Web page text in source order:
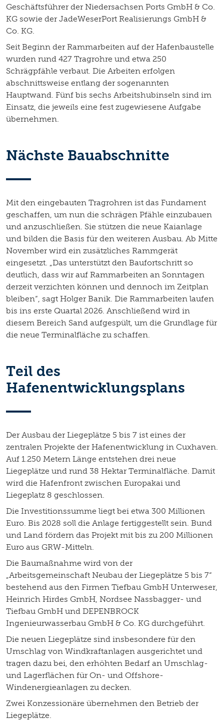
Geschäftsführer der Niedersachsen Ports GmbH & Co.
KG sowie der JadeWeserPort Realisierungs GmbH &
Co. KG.
Seit Beginn der Rammarbeiten auf der Hafenbaustelle
wurden rund 427 Tragrohre und etwa 250
Schrägpfähle verbaut. Die Arbeiten erfolgen
abschnittsweise entlang der sogenannten
Hauptwand. Fünf bis sechs Arbeitshubinseln sind im
Einsatz, die jeweils eine fest zugewiesene Aufgabe
übernehmen.
Nächste Bauabschnitte
Mit den eingebauten Tragrohren ist das Fundament
geschaffen, um nun die schrägen Pfähle einzubauen
und anzuschließen. Sie stützen die neue Kaianlage
und bilden die Basis für den weiteren Ausbau. Ab Mitte
November wird ein zusätzliches Rammgerät
eingesetzt. „Das unterstützt den Baufortschritt so
deutlich, dass wir auf Rammarbeiten an Sonntagen
derzeit verzichten können und dennoch im Zeitplan
bleiben“, sagt Holger Banik. Die Rammarbeiten laufen
bis ins erste Quartal 2026. Anschließend wird in
diesem Bereich Sand aufgespült, um die Grundlage für
die neue Terminalfläche zu schaffen.
Teil des
Hafenentwicklungsplans
Der Ausbau der Liegeplätze 5 bis 7 ist eines der
zentralen Projekte der Hafenentwicklung in Cuxhaven.
Auf 1.250 Metern Länge entstehen drei neue
Liegeplätze und rund 38 Hektar Terminalfläche. Damit
wird die Hafenfront zwischen Europakai und
Liegeplatz 8 geschlossen.
Die Investitionssumme liegt bei etwa 300 Millionen
Euro. Bis 2028 soll die Anlage fertiggestellt sein. Bund
und Land fördern das Projekt mit bis zu 200 Millionen
Euro aus GRW-Mitteln.
Die Baumaßnahme wird von der
„Arbeitsgemeinschaft Neubau der Liegeplätze 5 bis 7“
bestehend aus den Firmen Tiefbau GmbH Unterweser,
Heinrich Hirdes GmbH, Nordsee Nassbagger- und
Tiefbau GmbH und DEPENBROCK
Ingenieurwasserbau GmbH & Co. KG durchgeführt.
Die neuen Liegeplätze sind insbesondere für den
Umschlag von Windkraftanlagen ausgerichtet und
tragen dazu bei, den erhöhten Bedarf an Umschlag-
und Lagerflächen für On- und Offshore-
Windenergieanlagen zu decken.
Zwei Konzessionäre übernehmen den Betrieb der
Liegeplätze.